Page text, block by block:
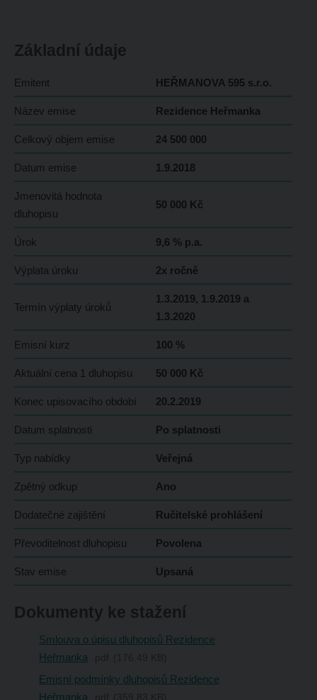
Základní údaje
Emitent HEŘMANOVA 595 s.r.o.
Název emise Rezidence Heřmanka
Celkový objem emise 24 500 000
Datum emise 1.9.2018
Jmenovitá hodnota
dluhopisu
50 000 Kč
Úrok 9,6 % p.a.
Výplata úroku 2x ročně
Termín výplaty úroků
1.3.2019, 1.9.2019 a
1.3.2020
Emisní kurz 100 %
Aktuální cena 1 dluhopisu 50 000 Kč
Konec upisovacího období 20.2.2019
Datum splatnosti Po splatnosti
Typ nabídky Veřejná
Zpětný odkup Ano
Dodatečné zajištění Ručitelské prohlášení
Převoditelnost dluhopisu Povolena
Stav emise Upsaná
Dokumenty ke stažení
Smlouva o úpisu dluhopisů Rezidence
Heřmanka
Emisní podmínky dluhopisů Rezidence
Heřmanka